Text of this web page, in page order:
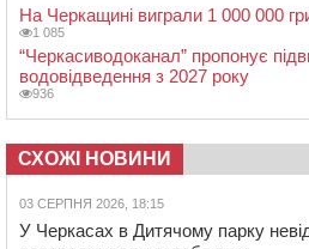
На Черкащині виграли 1 000 000
1 085
“Черкасиводоканал” пропонує
водовідведення з 2027 року
936
СХОЖІ НОВИНИ
03 СЕРПНЯ 2026, 18:15
У Черкасах в Дитячому парку